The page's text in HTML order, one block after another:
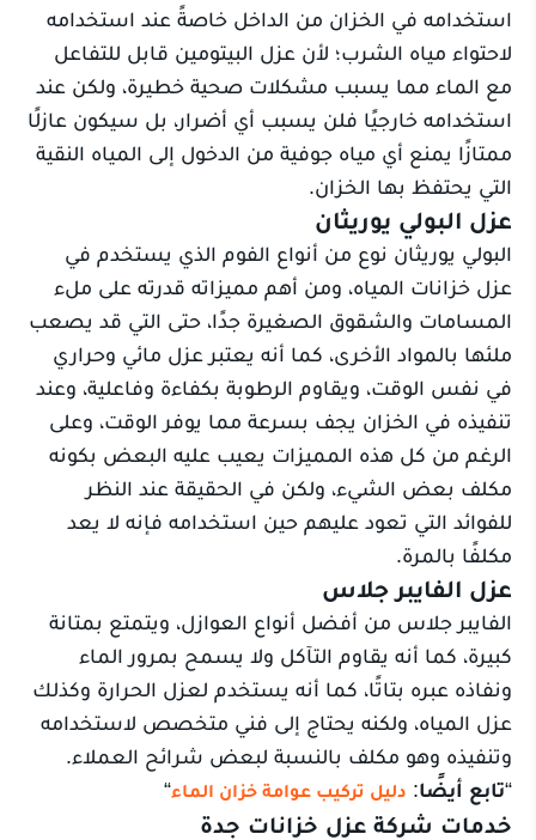
استخدامه في الخزان من الداخل خاصةً عند استخدامه
لاحتواء مياه الشرب؛ لأن عزل البيتومين قابل للتفاعل
مع الماء مما يسبب مشكلات صحية خطيرة، ولكن عند
استخدامه خارجيًا فلن يسبب أي أضرار، بل سيكون عازلًا
ممتازًا يمنع أي مياه جوفية من الدخول إلى المياه النقية
التي يحتفظ بها الخزان.
عزل البولي يوريثان
البولي يوريثان نوع من أنواع الفوم الذي يستخدم في
عزل خزانات المياه، ومن أهم مميزاته قدرته على ملء
المسامات والشقوق الصغيرة جدًا، حتى التي قد يصعب
ملئها بالمواد الأخرى، كما أنه يعتبر عزل مائي وحراري
في نفس الوقت، ويقاوم الرطوبة بكفاءة وفاعلية، وعند
تنفيذه في الخزان يجف بسرعة مما يوفر الوقت، وعلى
الرغم من كل هذه المميزات يعيب عليه البعض بكونه
مكلف بعض الشيء، ولكن في الحقيقة عند النظر
للفوائد التي تعود عليهم حين استخدامه فإنه لا يعد
مكلفًا بالمرة.
عزل الفايبر جلاس
الفايبر جلاس من أفضل أنواع العوازل، ويتمتع بمتانة
كبيرة، كما أنه يقاوم التآكل ولا يسمح بمرور الماء
ونفاذه عبره بتاتًا، كما أنه يستخدم لعزل الحرارة وكذلك
عزل المياه، ولكنه يحتاج إلى فني متخصص لاستخدامه
وتنفيذه وهو مكلف بالنسبة لبعض شرائح العملاء.
“تابع أيضًا: دليل تركيب عوامة خزان الماء“
خدمات شركة عزل خزانات جدة